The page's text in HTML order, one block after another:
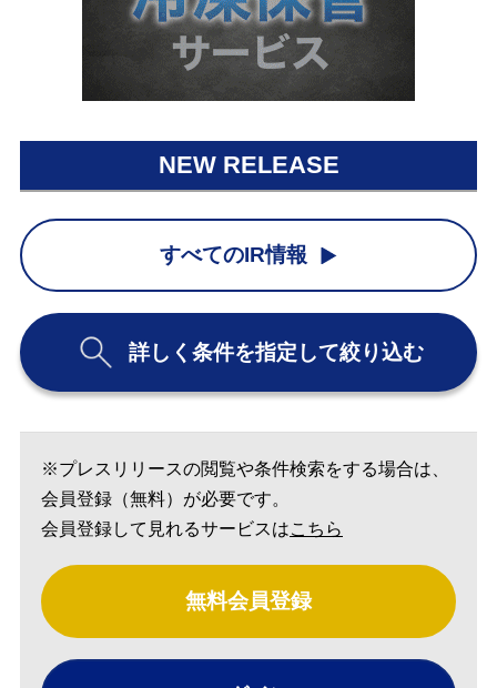
NEW RELEASE
すべてのIR情報
詳しく条件を指定して絞り込む
※プレスリリースの閲覧や条件検索をする場合は、
会員登録（無料）が必要です。
会員登録して見れるサービスはこちら
無料会員登録